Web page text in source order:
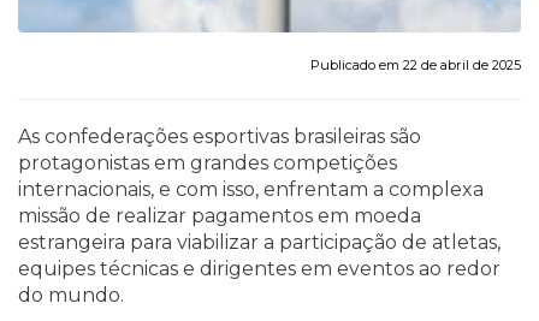
Publicado em 22 de abril de 2025
As confederações esportivas brasileiras são
protagonistas em grandes competições
internacionais, e com isso, enfrentam a complexa
missão de realizar pagamentos em moeda
estrangeira para viabilizar a participação de atletas,
equipes técnicas e dirigentes em eventos ao redor
do mundo.